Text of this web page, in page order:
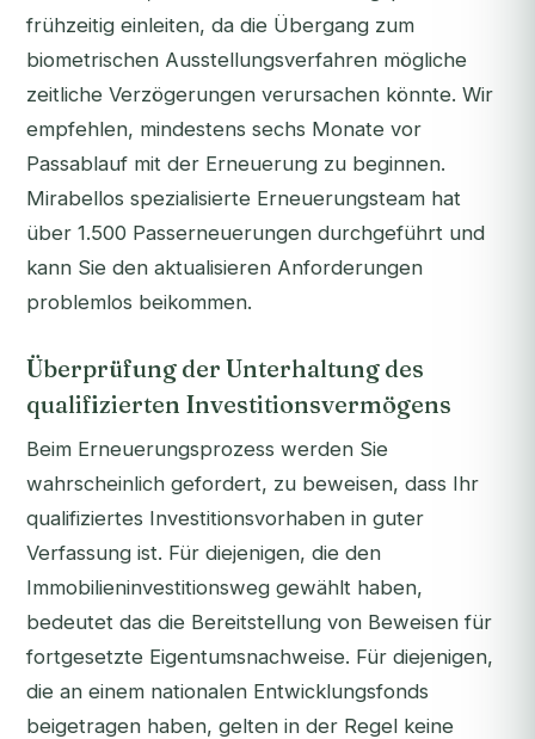
frühzeitig einleiten, da die Übergang zum
biometrischen Ausstellungsverfahren mögliche
zeitliche Verzögerungen verursachen könnte. Wir
empfehlen, mindestens sechs Monate vor
Passablauf mit der Erneuerung zu beginnen.
Mirabellos spezialisierte Erneuerungsteam hat
über 1.500 Passerneuerungen durchgeführt und
kann Sie den aktualisieren Anforderungen
problemlos beikommen.
Überprüfung der Unterhaltung des
qualifizierten Investitionsvermögens
Beim Erneuerungsprozess werden Sie
wahrscheinlich gefordert, zu beweisen, dass Ihr
qualifiziertes Investitionsvorhaben in guter
Verfassung ist. Für diejenigen, die den
Immobilieninvestitionsweg gewählt haben,
bedeutet das die Bereitstellung von Beweisen für
fortgesetzte Eigentumsnachweise. Für diejenigen,
die an einem nationalen Entwicklungsfonds
beigetragen haben, gelten in der Regel keine